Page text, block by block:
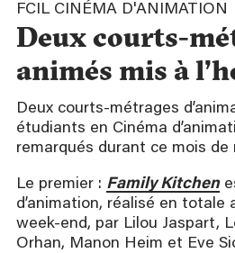
FCIL CINÉMA D'ANIMATION
Deux courts-
animés mis à
Deux courts-métrages
étudiants en Cinéma
remarqués durant ce mois de
Le premier : Family Kitchen
d’animation, réalisé en totale
week-end, par Lilou Jaspart,
Orhan, Manon Heim et Eve